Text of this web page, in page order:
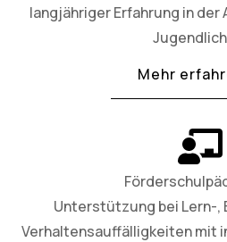
langjähriger Erfahrung in der
Mehr
Unterstützung bei Lern-,
Verhaltensauffälligkeiten mit